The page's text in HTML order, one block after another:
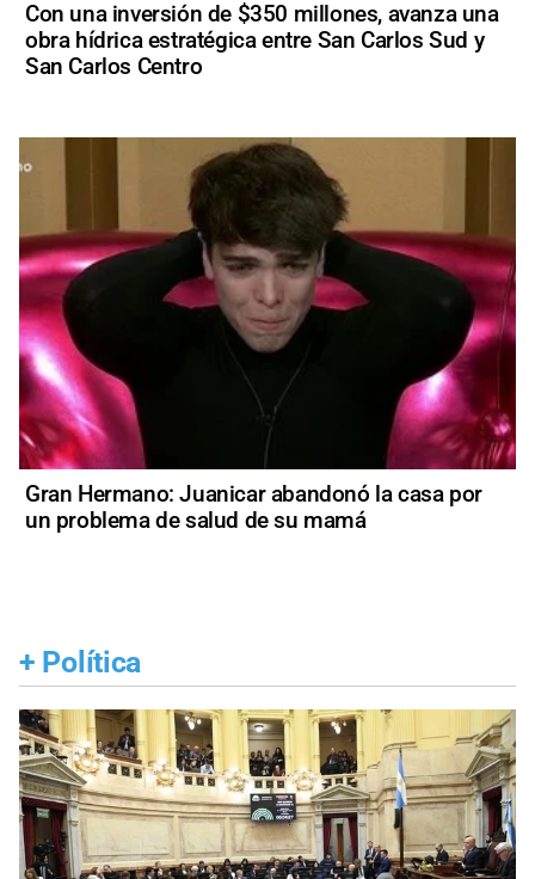
Con una inversión de $350 millones, avanza una
obra hídrica estratégica entre San Carlos Sud y
San Carlos Centro
Gran Hermano: Juanicar abandonó la casa por
un problema de salud de su mamá
+ Política